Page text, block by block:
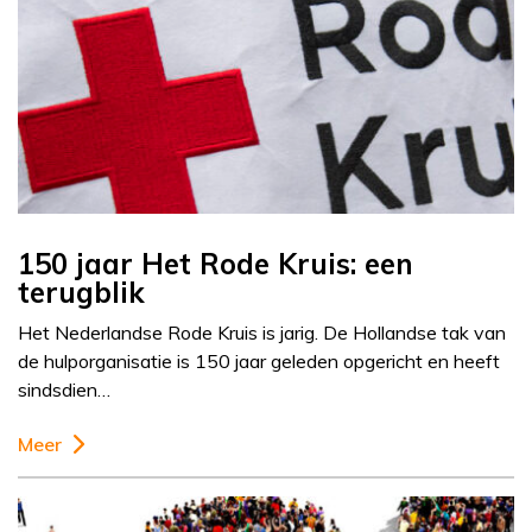
150 jaar Het Rode Kruis: een
terugblik
Het Nederlandse Rode Kruis is jarig. De Hollandse tak van
de hulporganisatie is 150 jaar geleden opgericht en heeft
sindsdien…
Meer